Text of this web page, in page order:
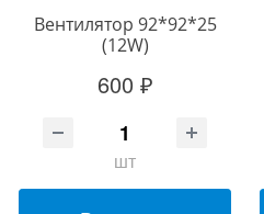
Вентилятор 92*92*25
(12W)
600 ₽
шт